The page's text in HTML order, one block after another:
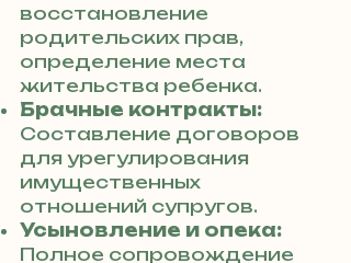
восстановление
родительских прав,
определение места
жительства ребенка.
Брачные контракты:
Составление договоров
для урегулирования
имущественных
отношений супругов.
Усыновление и опека:
Полное сопровождение